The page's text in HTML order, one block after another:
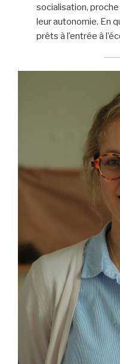
socialisation,
leur autonomie. En
prêts à l’entrée à